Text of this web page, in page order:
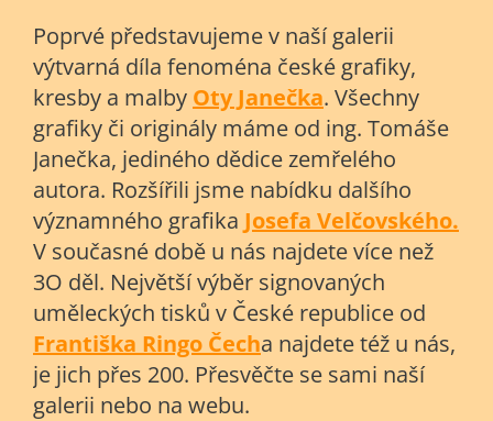
Poprvé představujeme v naší galerii
výtvarná díla fenoména české grafiky,
kresby a malby Oty Janečka. Všechny
grafiky či originály máme od ing. Tomáše
Janečka, jediného dědice zemřelého
autora. Rozšířili jsme nabídku dalšího
významného grafika Josefa Velčovského.
V současné době u nás najdete více než
3O děl. Největší výběr signovaných
uměleckých tisků v České republice od
Františka Ringo Čecha najdete též u nás,
je jich přes 200. Přesvěčte se sami naší
galerii nebo na webu.